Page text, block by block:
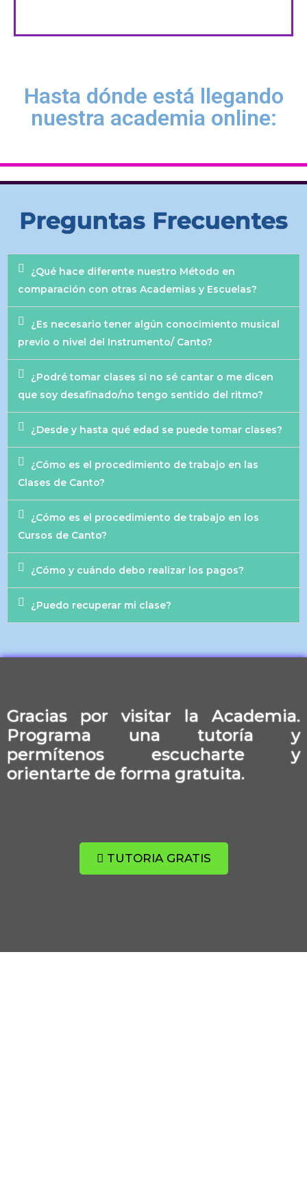
Hasta dónde está llegando
nuestra academia online:
Preguntas Frecuentes
¿Qué hace diferente nuestro Método en
comparación con otras Academias y Escuelas?
¿Es necesario tener algún conocimiento musical
previo o nivel del Instrumento/ Canto?
¿Podré tomar clases si no sé cantar o me dicen
que soy desafinado/no tengo sentido del ritmo?
¿Desde y hasta qué edad se puede tomar clases?
¿Cómo es el procedimiento de trabajo en las
Clases de Canto?
¿Cómo es el procedimiento de trabajo en los
Cursos de Canto?
¿Cómo y cuándo debo realizar los pagos?
¿Puedo recuperar mi clase?
Gracias por visitar la Academia.
Programa una tutoría y
permítenos escucharte y
orientarte de forma gratuita.
TUTORIA GRATIS